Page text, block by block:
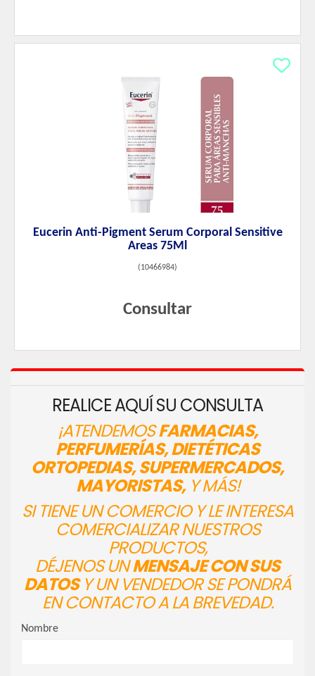
Eucerin Anti-Pigment Serum Corporal Sensitive
Areas 75Ml
(10466984)
Consultar
REALICE AQUÍ SU CONSULTA
¡ATENDEMOSFARMACIAS,
PERFUMERÍAS, DIETÉTICAS
ORTOPEDIAS, SUPERMERCADOS,
MAYORISTAS,Y MÁS!
SI TIENE UN COMERCIO Y LE INTERESA
COMERCIALIZAR NUESTROS
PRODUCTOS,
DÉJENOS UNMENSAJE CON SUS
DATOSY UN VENDEDOR SE PONDRÁ
EN CONTACTO A LA BREVEDAD.
Nombre